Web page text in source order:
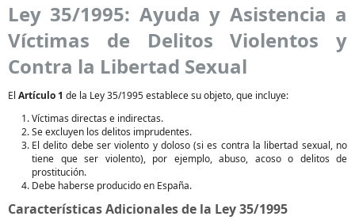
Ley 35/1995: Ayuda y Asistencia a
Víctimas de Delitos Violentos y
Contra la Libertad Sexual
El Artículo 1 de la Ley 35/1995 establece su objeto, que incluye:
Víctimas directas e indirectas.
Se excluyen los delitos imprudentes.
El delito debe ser violento y doloso (si es contra la libertad sexual, no
tiene que ser violento), por ejemplo, abuso, acoso o delitos de
prostitución.
Debe haberse producido en España.
Características Adicionales de la Ley 35/1995